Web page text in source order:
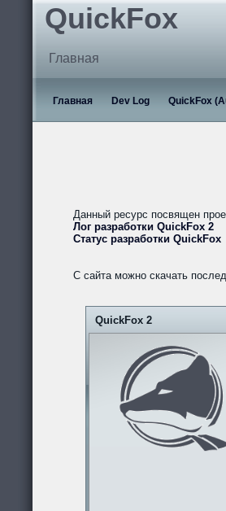
QuickFox
Главная
Главная Dev Log QuickFox
Данный ресурс посвящен
Лог разработки QuickFox 2
Статус разработки QuickFox
С сайта можно скачать
QuickFox 2